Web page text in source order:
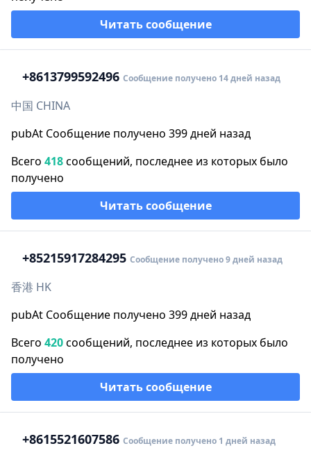
Читать сообщение
+8613799592496 Сообщение получено 14 дней назад
中国 CHINA
pubAt Сообщение получено 399 дней назад
Всего 418сообщений, последнее из которых было
получено
Читать сообщение
+85215917284295 Сообщение получено 9 дней назад
香港 HK
pubAt Сообщение получено 399 дней назад
Всего 420сообщений, последнее из которых было
получено
Читать сообщение
+8615521607586 Сообщение получено 1 дней назад